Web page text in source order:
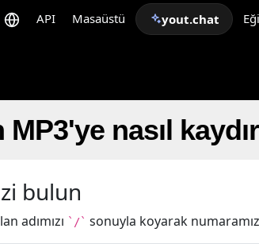
API Masaüstü yout.chat
nasıl
bulun
adımızı `/` sonuyla koyarak